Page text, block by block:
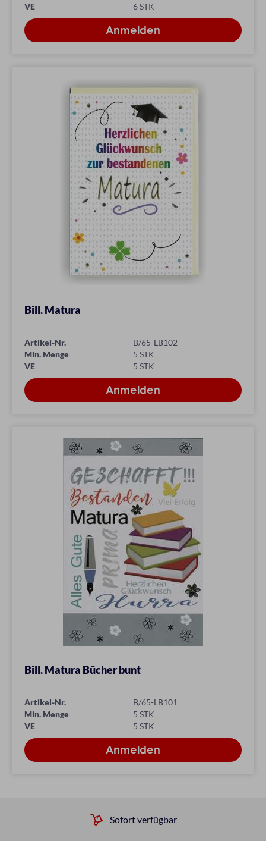
VE
6 STK
Bill. Matura
Artikel-Nr.
B/65-LB102
Min. Menge
5 STK
VE
5 STK
Bill. Matura Bücher bunt
Artikel-Nr.
B/65-LB101
Min. Menge
5 STK
VE
5 STK
Sofort verfügbar